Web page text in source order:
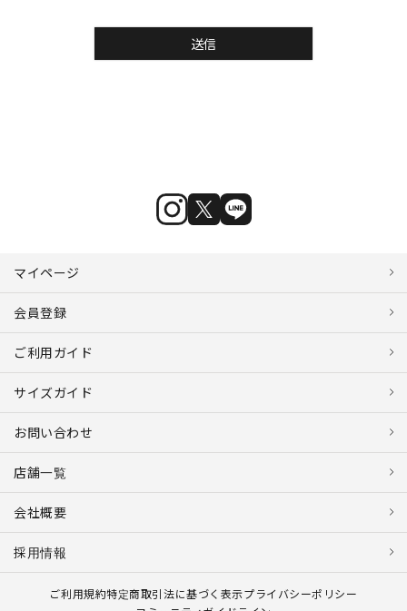
送信
マイページ
会員登録
ご利用ガイド
サイズガイド
お問い合わせ
店舗一覧
会社概要
採用情報
ご利用規約特定商取引法に基づく表示プライバシーポリシー